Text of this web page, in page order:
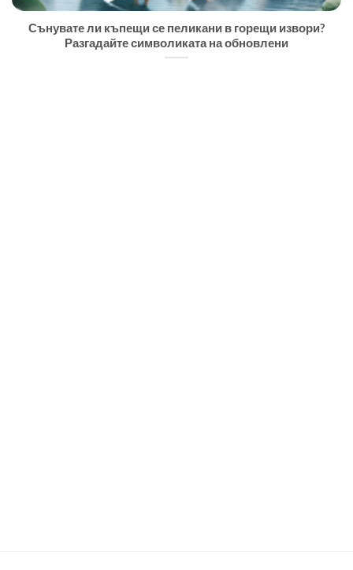
Сънувате ли къпещи се пеликани в горещи извори?
Разгадайте символиката на обновлени